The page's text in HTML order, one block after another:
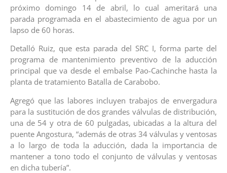
próximo domingo 14 de abril, lo cual ameritará una
parada programada en el abastecimiento de agua por un
lapso de 60 horas.
Detalló Ruiz, que esta parada del SRC I, forma parte del
programa de mantenimiento preventivo de la aducción
principal que va desde el embalse Pao-Cachinche hasta la
planta de tratamiento Batalla de Carabobo.
Agregó que las labores incluyen trabajos de envergadura
para la sustitución de dos grandes válvulas de distribución,
una de 54 y otra de 60 pulgadas, ubicadas a la altura del
puente Angostura, “además de otras 34 válvulas y ventosas
a lo largo de toda la aducción, dada la importancia de
mantener a tono todo el conjunto de válvulas y ventosas
en dicha tubería”.